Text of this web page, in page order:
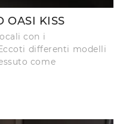
OASI KISS
con i
differenti modelli
come